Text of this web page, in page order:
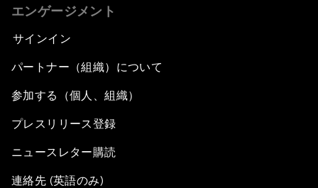
エンゲージメント
サインイン
パートナー（組織）について
参加する（個人、組織）
プレスリリース登録
ニュースレター購読
連絡先 (英語のみ)